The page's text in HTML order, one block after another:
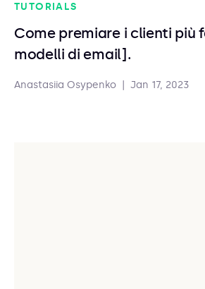
TUTORIALS
Come premiare i clienti più
modelli di email].
Anastasiia Osypenko Jan 17, 2023